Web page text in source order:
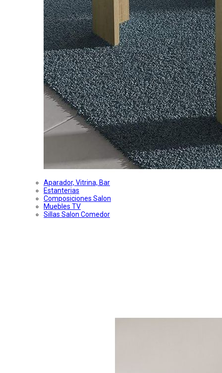
Aparador, Vitrina, Bar
Estanterias
Composiciones Salon
Muebles TV
Sillas Salon Comedor